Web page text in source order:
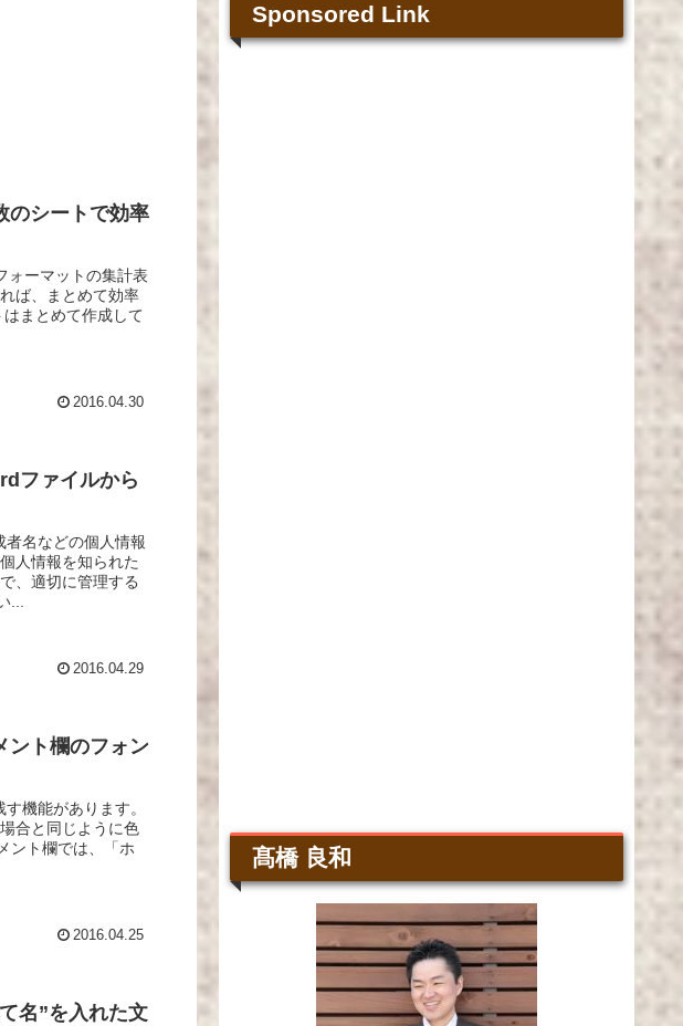
シートで効率
ォーマットの集計表
ば、まとめて効率
まとめて作成して
2016.04.30
ファイルから
名などの個人情報
人情報を知られた
、適切に管理する
...
2016.04.29
ト欄のフォン
機能があります。
合と同じように色
ント欄では、「ホ
2016.04.25
名”を入れた文
Sponsored Link
髙橋 良和